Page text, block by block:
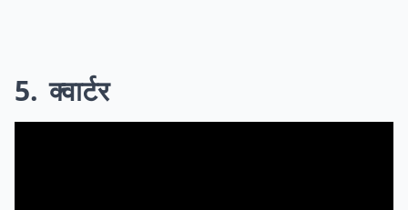
5 क्वार्टर